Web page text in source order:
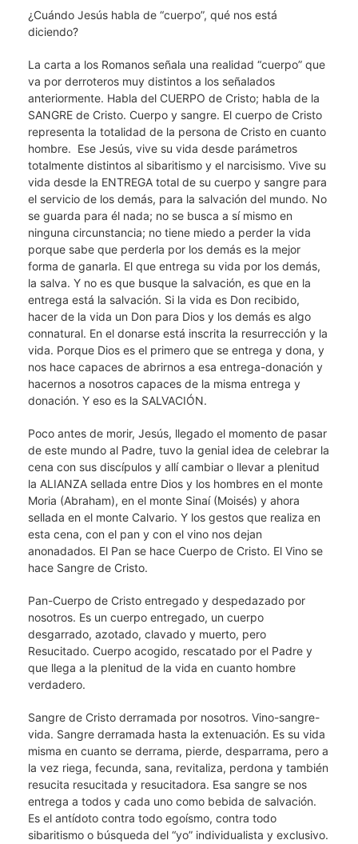
¿Cuándo Jesús habla de “cuerpo”, qué nos está
diciendo?
La carta a los Romanos señala una realidad “cuerpo” que
va por derroteros muy distintos a los señalados
anteriormente. Habla del CUERPO de Cristo; habla de la
SANGRE de Cristo. Cuerpo y sangre. El cuerpo de Cristo
representa la totalidad de la persona de Cristo en cuanto
hombre. Ese Jesús, vive su vida desde parámetros
totalmente distintos al sibaritismo y el narcisismo. Vive su
vida desde la ENTREGA total de su cuerpo y sangre para
el servicio de los demás, para la salvación del mundo. No
se guarda para él nada; no se busca a sí mismo en
ninguna circunstancia; no tiene miedo a perder la vida
porque sabe que perderla por los demás es la mejor
forma de ganarla. El que entrega su vida por los demás,
la salva. Y no es que busque la salvación, es que en la
entrega está la salvación. Si la vida es Don recibido,
hacer de la vida un Don para Dios y los demás es algo
connatural. En el donarse está inscrita la resurrección y la
vida. Porque Dios es el primero que se entrega y dona, y
nos hace capaces de abrirnos a esa entrega-donación y
hacernos a nosotros capaces de la misma entrega y
donación. Y eso es la SALVACIÓN.
Poco antes de morir, Jesús, llegado el momento de pasar
de este mundo al Padre, tuvo la genial idea de celebrar la
cena con sus discípulos y allí cambiar o llevar a plenitud
la ALIANZA sellada entre Dios y los hombres en el monte
Moria (Abraham), en el monte Sinaí (Moisés) y ahora
sellada en el monte Calvario. Y los gestos que realiza en
esta cena, con el pan y con el vino nos dejan
anonadados. El Pan se hace Cuerpo de Cristo. El Vino se
hace Sangre de Cristo.
Pan-Cuerpo de Cristo entregado y despedazado por
nosotros. Es un cuerpo entregado, un cuerpo
desgarrado, azotado, clavado y muerto, pero
Resucitado. Cuerpo acogido, rescatado por el Padre y
que llega a la plenitud de la vida en cuanto hombre
verdadero.
Sangre de Cristo derramada por nosotros. Vino-sangre-
vida. Sangre derramada hasta la extenuación. Es su vida
misma en cuanto se derrama, pierde, desparrama, pero a
la vez riega, fecunda, sana, revitaliza, perdona y también
resucita resucitada y resucitadora. Esa sangre se nos
entrega a todos y cada uno como bebida de salvación.
Es el antídoto contra todo egoísmo, contra todo
sibaritismo o búsqueda del “yo” individualista y exclusivo.